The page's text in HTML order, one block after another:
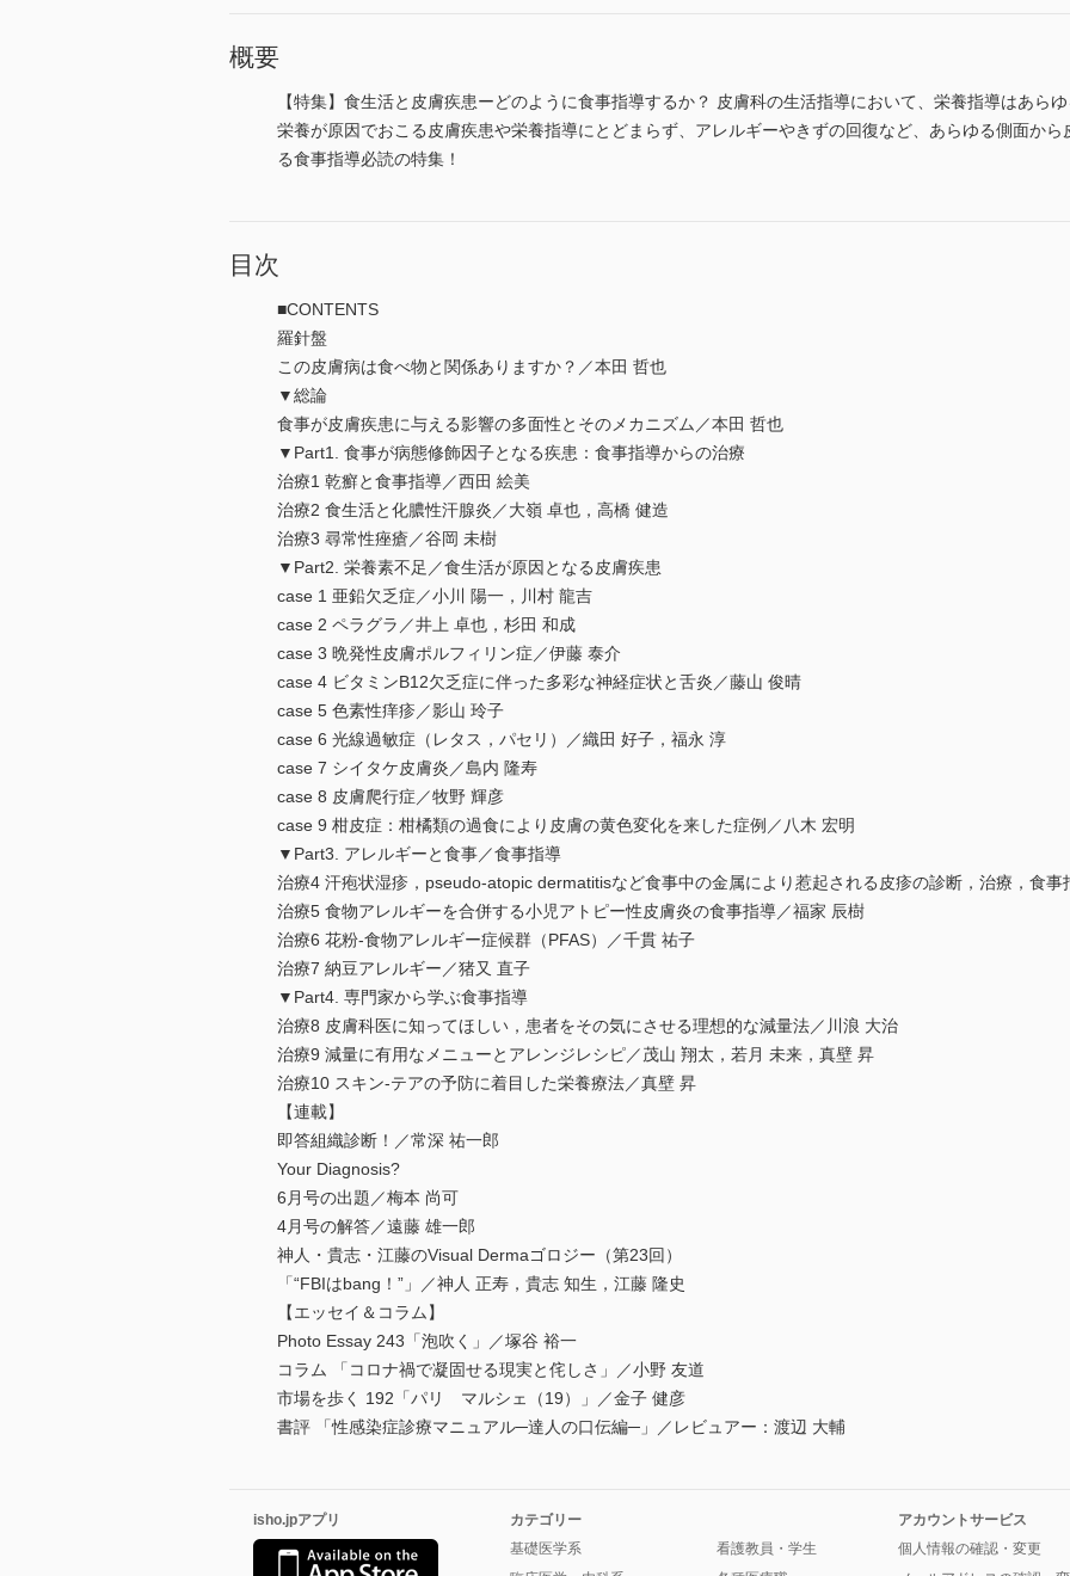
概要
【特集】食生活と皮膚疾患ーどのように食事指導するか？ 皮膚科の生活指導において、栄養指導はあら
栄養が原因でおこる皮膚疾患や栄養指導にとどまらず、アレルギーやきずの回復など、あらゆる側面か
る食事指導必読の特集！
目次
■CONTENTS
羅針盤
この皮膚病は食べ物と関係ありますか？／本田 哲也
▼総論
食事が皮膚疾患に与える影響の多面性とそのメカニズム／本田 哲也
▼Part1. 食事が病態修飾因子となる疾患：食事指導からの治療
治療1 乾癬と食事指導／西田 絵美
治療2 食生活と化膿性汗腺炎／大嶺 卓也，高橋 健造
治療3 尋常性痤瘡／谷岡 未樹
▼Part2. 栄養素不足／食生活が原因となる皮膚疾患
case 1 亜鉛欠乏症／小川 陽一，川村 龍吉
case 2 ペラグラ／井上 卓也，杉田 和成
case 3 晩発性皮膚ポルフィリン症／伊藤 泰介
case 4 ビタミンB12欠乏症に伴った多彩な神経症状と舌炎／藤山 俊晴
case 5 色素性痒疹／影山 玲子
case 6 光線過敏症（レタス，パセリ）／織田 好子，福永 淳
case 7 シイタケ皮膚炎／島内 隆寿
case 8 皮膚爬行症／牧野 輝彦
case 9 柑皮症：柑橘類の過食により皮膚の黄色変化を来した症例／八木 宏明
▼Part3. アレルギーと食事／食事指導
治療4 汗疱状湿疹，pseudo-atopic dermatitisなど食事中の金属により惹起される皮疹の診断，治療，食事
治療5 食物アレルギーを合併する小児アトピー性皮膚炎の食事指導／福家 辰樹
治療6 花粉-食物アレルギー症候群（PFAS）／千貫 祐子
治療7 納豆アレルギー／猪又 直子
▼Part4. 専門家から学ぶ食事指導
治療8 皮膚科医に知ってほしい，患者をその気にさせる理想的な減量法／川浪 大治
治療9 減量に有用なメニューとアレンジレシピ／茂山 翔太，若月 未来，真壁 昇
治療10 スキン-テアの予防に着目した栄養療法／真壁 昇
【連載】
即答組織診断！／常深 祐一郎
Your Diagnosis?
6月号の出題／梅本 尚可
4月号の解答／遠藤 雄一郎
神人・貴志・江藤のVisual Dermaゴロジー（第23回）
「“FBIはbang！”」／神人 正寿，貴志 知生，江藤 隆史
【エッセイ＆コラム】
Photo Essay 243「泡吹く」／塚谷 裕一
コラム 「コロナ禍で凝固せる現実と侘しさ」／小野 友道
市場を歩く 192「パリ マルシェ（19）」／金子 健彦
書評 「性感染症診療マニュアル─達人の口伝編─」／レビュアー：渡辺 大輔
isho.jpアプリ
カテゴリー
基礎医学系
看護教員・学生
アカウントサービス
個人情報の確認・変更